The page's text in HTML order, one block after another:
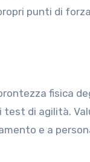
punti di
fisica
test di agilità.
e a